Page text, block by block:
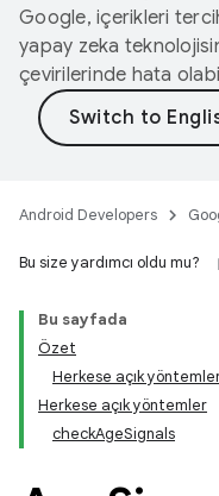
Google, içerikleri
yapay zeka
çevirilerinde hata
Android Developers
Bu size yardımcı oldu mu?
Bu sayfada
Özet
Herkese açık
Herkese açık yöntemler
checkAgeSignals